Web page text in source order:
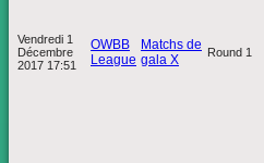
Vendredi 1
Décembre
2017 17:51
OWBB
League
Matchs de
gala X
Round 1